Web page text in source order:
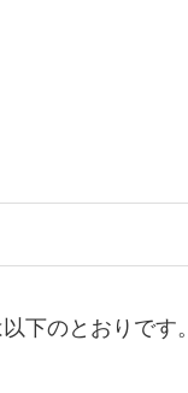
下のとおりです。